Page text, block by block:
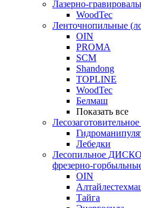
Лазерно-
WoodTec
Ленточнопильные
OIN
PROMA
SCM
Shandong
TOPLINE
WoodTec
Белмаш
Показать все
Лебедки
Лесопильное
фрезерно-
OIN
Тайга